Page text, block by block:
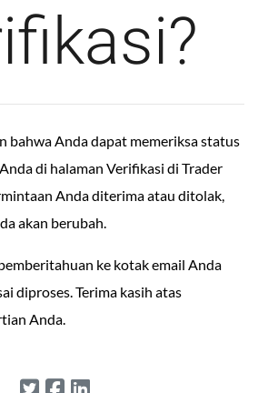
bahwa Anda dapat memeriksa status
di halaman Verifikasi di Trader
Anda diterima atau ditolak,
akan berubah.
ke kotak email Anda
diproses. Terima kasih atas
Anda.